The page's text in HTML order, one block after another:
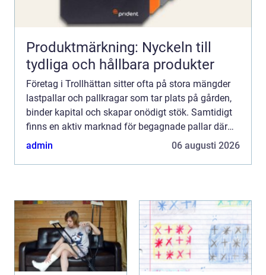
Produktmärkning: Nyckeln till
tydliga och hållbara produkter
Företag i Trollhättan sitter ofta på stora mängder
lastpallar och pallkragar som tar plats på gården,
binder kapital och skapar onödigt stök. Samtidigt
finns en aktiv marknad för begagnade pallar där
seriösa aktörer köper, sorterar och reparerar emba...
admin 06 augusti 2026